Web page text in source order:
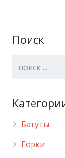
Поиск
Батуты
Горки